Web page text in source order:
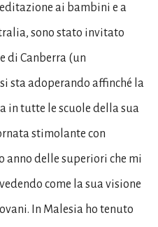
ai bambini e a
sono stato invitato
di Canberra (un
sta adoperando affinché la
in tutte le scuole della sua
stimolante con
anno delle superiori che mi
come la sua visione
In Malesia ho tenuto